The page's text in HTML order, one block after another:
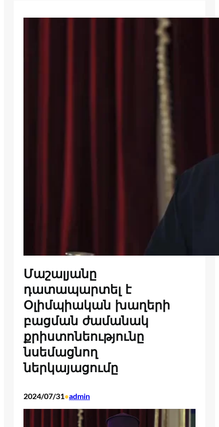
Մաշալյանը
դատապարտել է
Օլիմպիական խաղերի
բացման ժամանակ
քրիստոնեությունը
նսեմացնող
ներկայացումը
2024/07/31•admin